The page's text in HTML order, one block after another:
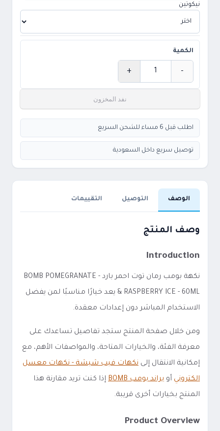
نيكوتين
الكمية
-
+
نفد المخزون
اطلب قبل 6 مساء للشحن السريع
توصيل سريع داخل السعودية
الوصف التوصيل التقييمات
وصف المنتج
Introduction
نكهة بومب رمان توت احمر بارد - BOMB POMEGRANATE
& RASPBERRY ICE - 60ML يعد خيارًا مناسبًا لمن يفضل
الاستخدام المباشر دون إعدادات معقدة.
ومن خلال صفحة المنتج ستجد تفاصيل تساعدك على
معرفة الفئة، والخيارات المتاحة، والمواصفات الأهم، مع
إمكانية الانتقال إلى نكهات فيب شيشة - نكهات معسل
الكتروني أو براند بومب BOMB
إذا كنت تريد مقارنة هذا
المنتج بخيارات أخرى قريبة.
Product Overview